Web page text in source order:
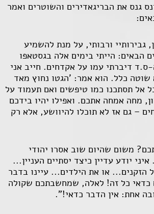
במאי 1943 כינס גנס את הבריגאדירים והשוטרים ואמר
גבירותיי ורבותי, על מנת להשמיע
הבאים: הייתי בימים אלה בגסטאפו
דיברתי עמו על אקדחים. חייב אני
שוטה כלל. הוא אמר: 'הגטו נחוץ מאד
אל תסתכנו כמו טיפשים ואם תעמוד על
מחה אמחה אתכם. ואפילו יהיו בידכם
או 50 אקדחים – גם אז לא תוכלו להיוושע, אלא רק
משום שהיום שוב אסרו יהודי
יודע עדיין כיצד יסתיים העניין...
הזקנים... או את הילדים... עיינו בדבר
כדאי כל זה! לאלה, שמחשבתכם שקולה
אחת: אין הדבר כדאי!".